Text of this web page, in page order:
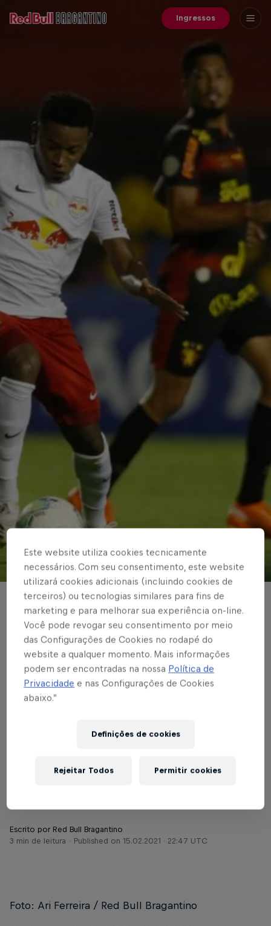
Ingressos
© Red Bull Bragantino
Na Ilha do Retiro,
Red Bull Bragantino
fica no empate com o
Sport, mas garante
matematicamente a
Americana
Escrito por Red Bull Bragantino
3 min de leitura
Published on 15.02.2021 · 22:47 UTC
Foto: Ari Ferreira / Red Bull Bragantino
Este website utiliza cookies tecnicamente
necessários. Com seu consentimento, este website
utilizará cookies adicionais (incluindo cookies de
terceiros) ou tecnologias similares para fins de
marketing e para melhorar sua experiência on-line.
Você pode revogar seu consentimento por meio
das Configurações de Cookies no rodapé do
website a qualquer momento. Mais informações
podem ser encontradas na nossa Política de
Privacidade e nas Configurações de Cookies
abaixo.”
Definições de cookies
Rejeitar Todos Permitir cookies